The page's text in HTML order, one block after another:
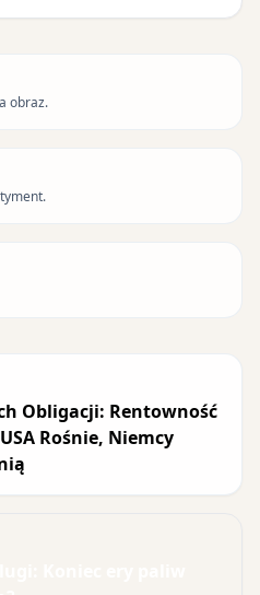
obraz.
Obligacji: Rentowność
Rośnie, Niemcy